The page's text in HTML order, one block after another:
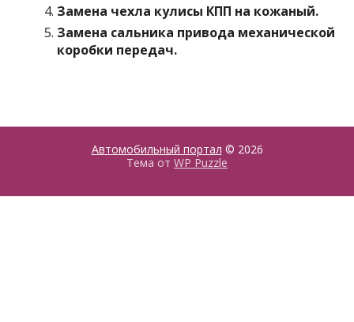
Замена чехла кулисы КПП на кожаный.
Замена сальника привода механической
коробки передач.
Автомобильный портал © 2026
Тема от WP Puzzle